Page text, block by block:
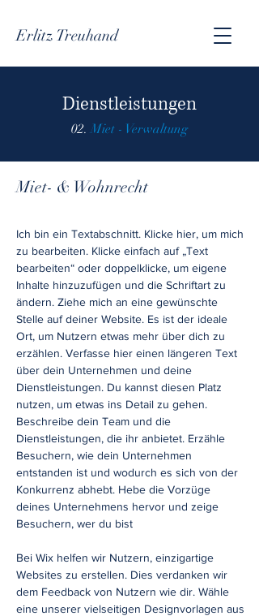
Erlitz Treuhand
Dienstleistungen
02.Miet - Verwaltung
Miet- & Wohnrecht
Ich bin ein Textabschnitt. Klicke hier, um mich
zu bearbeiten. Klicke einfach auf „Text
bearbeiten“ oder doppelklicke, um eigene
Inhalte hinzuzufügen und die Schriftart zu
ändern. Ziehe mich an eine gewünschte
Stelle auf deiner Website. Es ist der ideale
Ort, um Nutzern etwas mehr über dich zu
erzählen. Verfasse hier einen längeren Text
über dein Unternehmen und deine
Dienstleistungen. Du kannst diesen Platz
nutzen, um etwas ins Detail zu gehen.
Beschreibe dein Team und die
Dienstleistungen, die ihr anbietet. Erzähle
Besuchern, wie dein Unternehmen
entstanden ist und wodurch es sich von der
Konkurrenz abhebt. Hebe die Vorzüge
deines Unternehmens hervor und zeige
Besuchern, wer du bist
Bei Wix helfen wir Nutzern, einzigartige
Websites zu erstellen. Dies verdanken wir
dem Feedback von Nutzern wie dir. Wähle
eine unserer vielseitigen Designvorlagen aus